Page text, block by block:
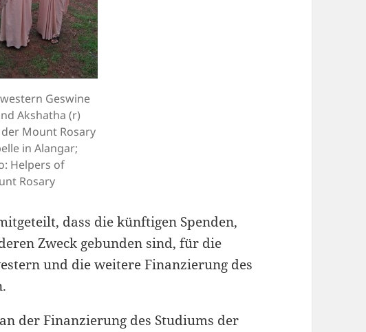
Geswine
Akshatha (r)
Mount Rosary
in Alangar;
Helpers of
Rosary
dass die künftigen Spenden,
Zweck gebunden sind, für die
und die weitere Finanzierung des
der Finanzierung des Studiums der